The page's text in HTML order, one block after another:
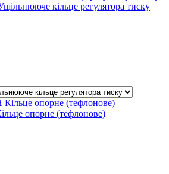
кільце регулятора тиску
опорне (тефлонове)